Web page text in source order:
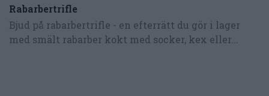
Rabarbertrifle
Bjud på rabarbertrifle - en efterrätt du gör i lager
med smält rabarber kokt med socker, kex eller...